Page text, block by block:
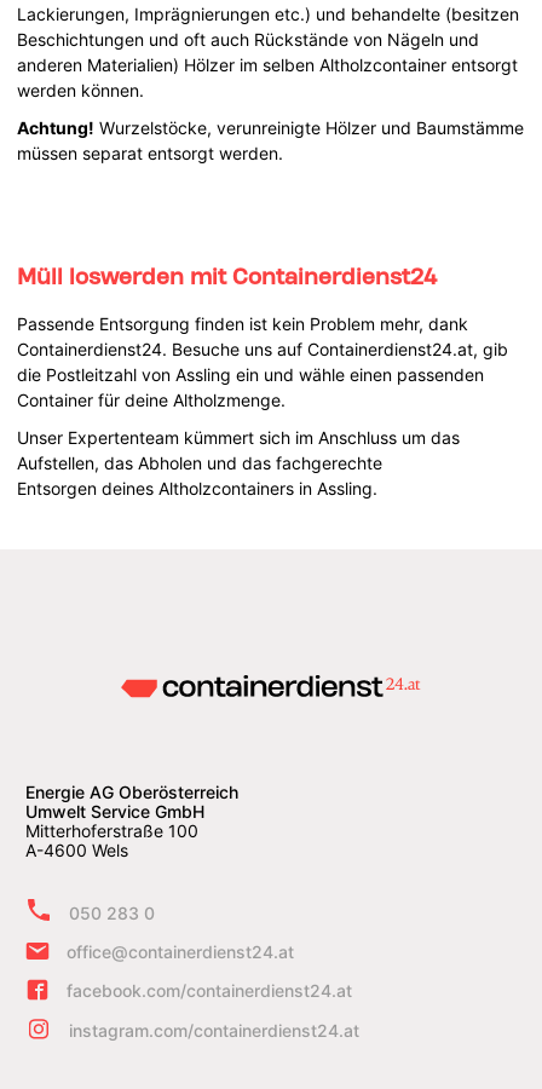
Lackierungen, Imprägnierungen etc.) und behandelte (besitzen
Beschichtungen und oft auch Rückstände von Nägeln und
anderen Materialien) Hölzer im selben Altholzcontainer entsorgt
werden können.
Achtung! Wurzelstöcke, verunreinigte Hölzer und Baumstämme
müssen separat entsorgt werden.
Müll loswerden mit Containerdienst24
Passende Entsorgung finden ist kein Problem mehr, dank
Containerdienst24. Besuche uns auf Containerdienst24.at, gib
die Postleitzahl von Assling ein und wähle einen passenden
Container für deine Altholzmenge.
Unser Expertenteam kümmert sich im Anschluss um das
Aufstellen, das Abholen und das fachgerechte
Entsorgen deines Altholzcontainers in Assling.
Energie AG Oberösterreich
Umwelt Service GmbH
Mitterhoferstraße 100
A-4600 Wels
050 283 0
office@containerdienst24.at
facebook.com/containerdienst24.at
instagram.com/containerdienst24.at